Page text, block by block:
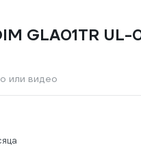
GLA01TR UL-
или видео